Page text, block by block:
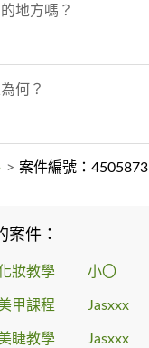
地方嗎？
何？
> 案件編號：4505873
案件：
妝教學 小〇
甲課程 Jasxxx
睫教學 Jasxxx